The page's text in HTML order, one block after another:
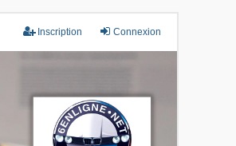
Connexion
Inscription